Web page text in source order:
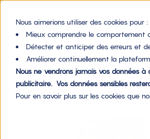
Nous aimerions utiliser des cookies pour :
Mieux comprendre le comportement
Détecter et anticiper des erreurs et
Améliorer continuellement la
Nous ne vendrons jamais vos données
publicitaire. Vos données sensibles
Pour en savoir plus sur les cookies que
cards